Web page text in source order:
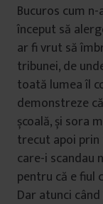
Bucuros cum
început să
ar fi vrut să
tribunei, de
toată lumea îl
demonstreze
școală, și sora
trecut apoi
care-i scandau
pentru că e fiul
Dar atunci